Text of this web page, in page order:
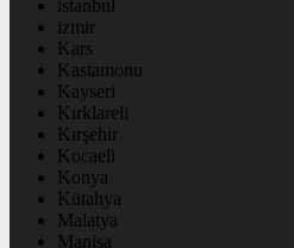
istanbul
izmir
Kars
Kastamonu
Kayseri
Kırklareli
Kırşehir
Kocaeli
Konya
Kütahya
Malatya
Manisa